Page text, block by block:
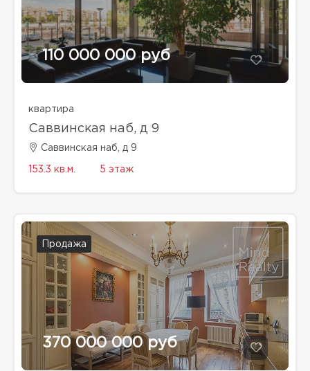
110 000 000 руб
квартира
Саввинская наб, д 9
Саввинская наб, д 9
153.3 кв.м. 5 этаж
Продажа
370 000 000 руб